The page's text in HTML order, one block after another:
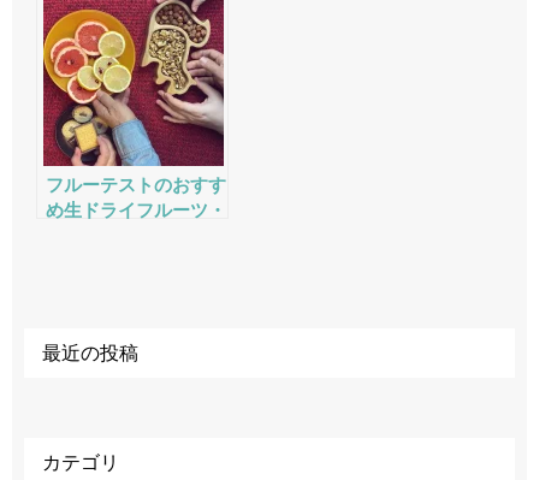
ミ・サービスをチェッ
ク
フルーテストのおすす
め生ドライフルーツ・
最近の投稿
カテゴリ